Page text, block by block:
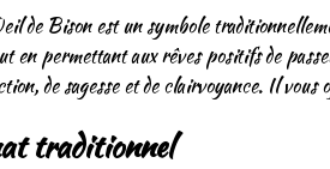
de Bison est un symbole
en permettant aux rêves positifs de
de sagesse et de clairvoyance. Il
traditionnel